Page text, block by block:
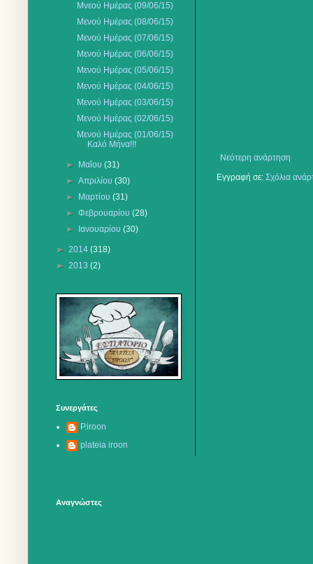
Νεότερη ανάρτηση
Εγγραφή σε: Σχόλια
Μνεού Ημέρας (09/06/15)
Μενού Ημέρας (08/06/15)
Μενού Ημέρας (07/06/15)
Μενού Ημέρας (06/06/15)
Μενού Ημέρας (05/06/15)
Μενού Ημέρας (04/06/15)
Μενού Ημέρας (03/06/15)
Μενού Ημέρας (02/06/15)
Μενού Ημέρας (01/06/15)
Καλό Μήνα!!!
► Μαΐου(31)
►Απριλίου(30)
►
Μαρτίου(31)
►Φεβρουαρίου(28)
►
Ιανουαρίου(30)
► 2014 (318)
► 2013 (2)
Συνεργάτες
P.iroon
plateia iroon
Αναγνώστες